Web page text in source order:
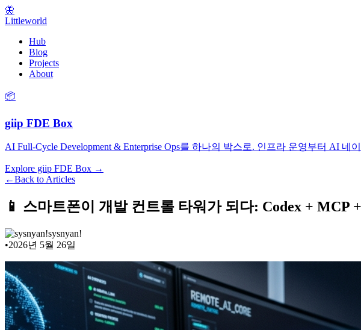
🦋
Littleworld
Hub
Blog
Projects
About
📦
giip FDE Box
AI Full-Cycle Development & Enterprise Ops를 하나의 박스로. 인프라 운영부터 AI
Explore giip FDE Box →
←Back to Articles
📱 스마트폰이 개발 컨트롤 타워가 되다: Codex + MCP
sysnyan!
•2026년 5월 26일